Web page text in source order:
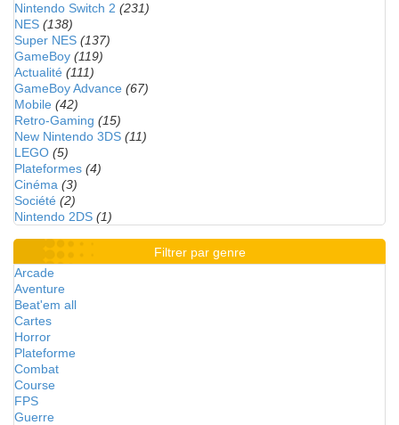
Nintendo Switch 2 (231)
NES (138)
Super NES (137)
GameBoy (119)
Actualité (111)
GameBoy Advance (67)
Mobile (42)
Retro-Gaming (15)
New Nintendo 3DS (11)
LEGO (5)
Plateformes (4)
Cinéma (3)
Société (2)
Nintendo 2DS (1)
Filtrer par genre
Arcade
Aventure
Beat'em all
Cartes
Horror
Plateforme
Combat
Course
FPS
Guerre